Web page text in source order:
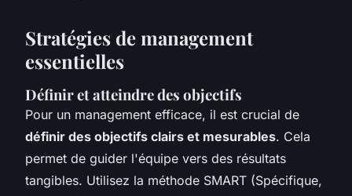
Stratégies de management
essentielles
Définir et atteindre des objectifs
Pour un management efficace, il est crucial de
définir des objectifs clairs et mesurables. Cela
permet de guider l'équipe vers des résultats
tangibles. Utilisez la méthode SMART (Spécifique,